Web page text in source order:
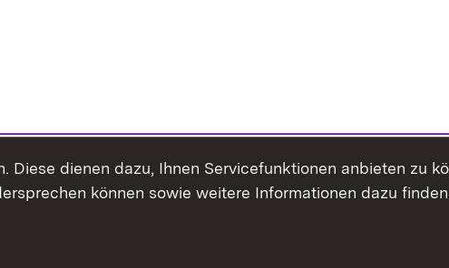
Diese dienen dazu, Ihnen Servicefunktionen anbieten zu
können sowie weitere Informationen dazu